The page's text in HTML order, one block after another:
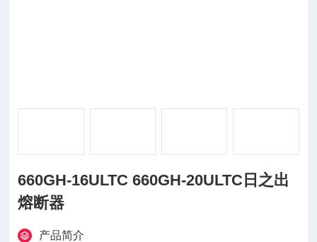
660GH-16ULTC 660GH-20ULTC日之出
熔断器
产品简介